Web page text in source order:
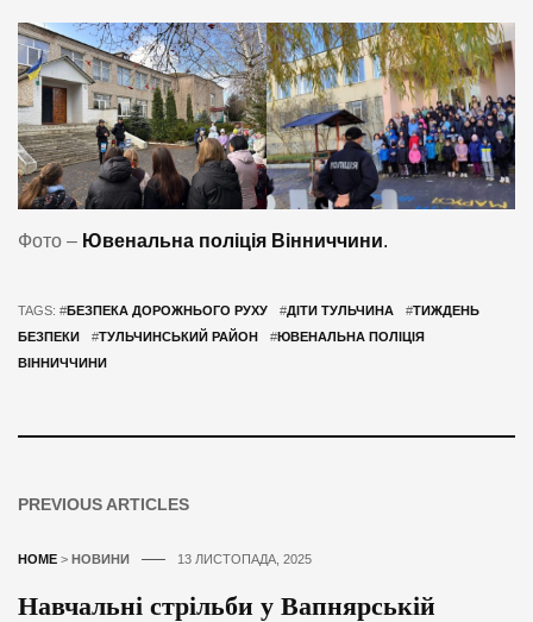
Фото – Ювенальна поліція Вінниччини.
TAGS: #БЕЗПЕКА ДОРОЖНЬОГО РУХУ #ДІТИ ТУЛЬЧИНА #ТИЖДЕНЬ
БЕЗПЕКИ
#ТУЛЬЧИНСЬКИЙ РАЙОН #ЮВЕНАЛЬНА ПОЛІЦІЯ
ВІННИЧЧИНИ
PREVIOUS ARTICLES
HOME > НОВИНИ 13 ЛИСТОПАДА, 2025
Навчальні стрільби у Вапнярській